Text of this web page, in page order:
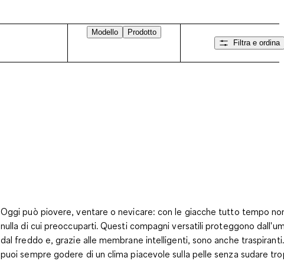
Modello
Prodotto
Filtra e ordina
Oggi può piovere, ventare o nevicare: con le giacche tutto tempo
nulla di cui preoccuparti. Questi compagni versatili proteggono
dal freddo e, grazie alle membrane intelligenti, sono anche
puoi sempre godere di un clima piacevole sulla pelle senza sudare